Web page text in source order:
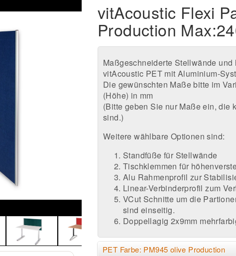
vitAcoustic Flexi
Production
Maßgeschneiderte Stellwände
vitAcoustic PET mit Aluminium-
Die gewünschten Maße bitte im
(Höhe) in mm
(Bitte geben Sie nur Maße ein, die
sind.)
Weitere wählbare Optionen sind:
Standfüße für Stellwände
Tischklemmen für
Alu Rahmenprofil zur
Linear-Verbinderprofil zum
VCut Schnitte um die
sind einseitig.
Doppellagig 2x9mm
PET Farbe: PM945 olive Production